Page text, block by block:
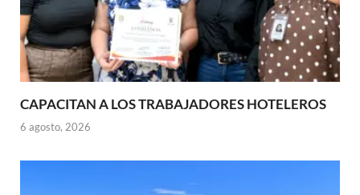
CAPACITAN A LOS TRABAJADORES HOTELEROS
6 agosto, 2026